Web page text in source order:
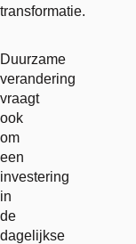
transformatie.
Duurzame
verandering
vraagt
ook
om
een
investering
in
de
dagelijkse